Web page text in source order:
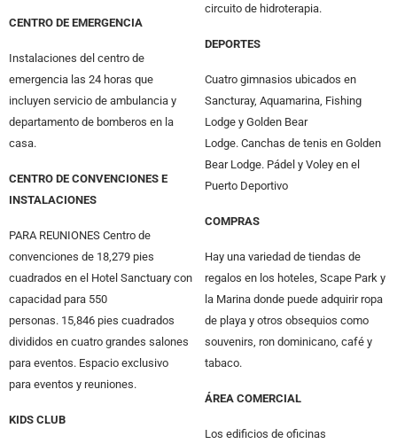
CENTRO DE EMERGENCIA
Instalaciones del centro de
emergencia las 24 horas que
incluyen servicio de ambulancia y
departamento de bomberos en la
casa.
CENTRO DE CONVENCIONES E
INSTALACIONES
PARA REUNIONES Centro de
convenciones de 18,279 pies
cuadrados en el Hotel Sanctuary con
capacidad para 550
personas. 15,846 pies cuadrados
divididos en cuatro grandes salones
para eventos. Espacio exclusivo
para eventos y reuniones.
KIDS CLUB
circuito de hidroterapia.
DEPORTES
Cuatro gimnasios ubicados en
Sancturay, Aquamarina, Fishing
Lodge y Golden Bear
Lodge. Canchas de tenis en Golden
Bear Lodge. Pádel y Voley en el
Puerto Deportivo
COMPRAS
Hay una variedad de tiendas de
regalos en los hoteles, Scape Park y
la Marina donde puede adquirir ropa
de playa y otros obsequios como
souvenirs, ron dominicano, café y
tabaco.
ÁREA COMERCIAL
Los edificios de oficinas